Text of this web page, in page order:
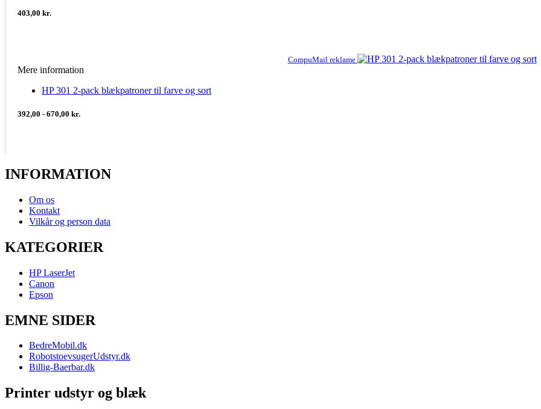
403,00 kr.
CompuMail reklame
Mere information
HP 301 2-pack blækpatroner til farve og sort
392,00 - 670,00 kr.
INFORMATION
Om os
Kontakt
Vilkår og person data
KATEGORIER
HP LaserJet
Canon
Epson
EMNE SIDER
BedreMobil.dk
RobotstoevsugerUdstyr.dk
Billig-Baerbar.dk
Printer udstyr og blæk